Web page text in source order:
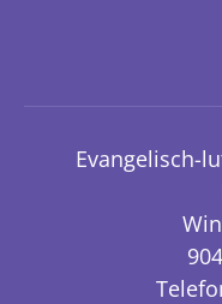
Evangelisch-